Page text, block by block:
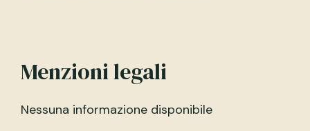
Menzioni legali
Nessuna informazione disponibile